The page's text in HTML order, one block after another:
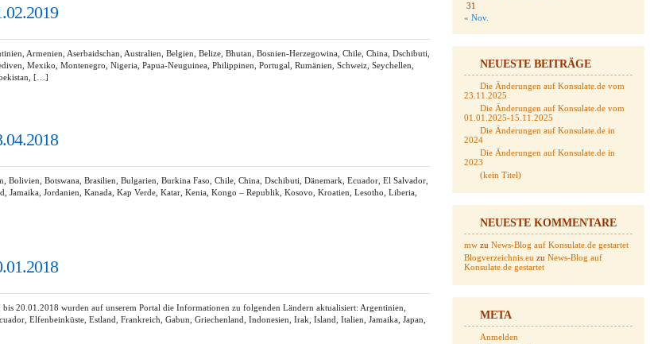
Armenien, Aserbaidschan, Australien, Belgien, Belize, Bhutan, Bosnien-Herzegowina, Chile, China, Dschibuti,
Mexiko, Montenegro, Nigeria, Papua-Neuguinea, Philippinen, Portugal, Rumänien, Schweiz, Seychellen,
[…]
Botswana, Brasilien, Bulgarien, Burkina Faso, Chile, China, Dschibuti, Dänemark, Ecuador, El Salvador,
Jordanien, Kanada, Kap Verde, Katar, Kenia, Kongo – Republik, Kosovo, Kroatien, Lesotho, Liberia,
20.01.2018 wurden auf unserem Portal die Informationen zu folgenden Ländern aktualisiert: Argentinien,
Elfenbeinküste, Estland, Frankreich, Gabun, Griechenland, Indonesien, Irak, Island, Italien, Jamaika, Japan,
31
« Nov.
NEUESTE BEITRÄGE
Die Änderungen auf Konsulate.de vom
23.11.2025
Die Änderungen auf Konsulate.de vom
01.01.2025-15.11.2025
Die Änderungen auf Konsulate.de in
2024
Die Änderungen auf Konsulate.de in
2023
(kein Titel)
NEUESTE KOMMENTARE
mw zu News-Blog auf Konsulate.de gestartet
Blogverzeichnis.eu zu News-Blog auf
Konsulate.de gestartet
META
Anmelden